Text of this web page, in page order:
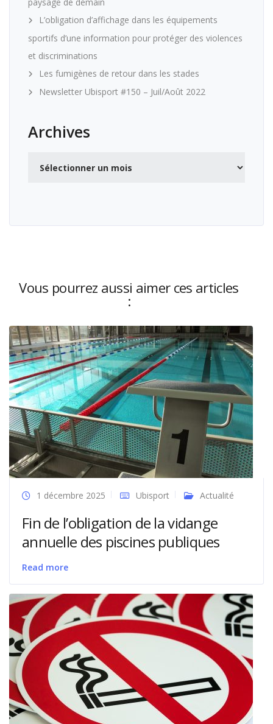
L’obligation d’affichage dans les équipements
sportifs d’une information pour protéger des violences
et discriminations
Les fumigènes de retour dans les stades
Newsletter Ubisport #150 – Juil/Août 2022
Archives
Vous pourrez aussi aimer ces articles
:
1 décembre 2025 Ubisport Actualité
Fin de l’obligation de la vidange
annuelle des piscines publiques
Read more